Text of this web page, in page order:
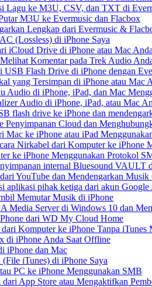
Lagu ke M3U, CSV, dan TXT di
M3U ke Evermusic dan Flacbox
Lengkap dari Evermusic &
(Lossless) di iPhone Saya
iCloud Drive di iPhone atau Mac Anda
Komentar pada Trek Audio
USB Flash Drive di iPhone dengan
yang Tersimpan di iPhone atau Mac
Audio di iPhone, iPad, dan Mac
Audio di iPhone, iPad, atau Mac
flash drive ke iPhone dan
Penyimpanan Cloud dan
Mac ke iPhone atau iPad
Nirkabel dari Komputer ke iPhone
ke iPhone Menggunakan Protokol
internal Bluesound VAULT
YouTube dan Mendengarkan
aplikasi pihak ketiga dari akun Google
Memutar Musik di iPhone
Media Server di Windows 10 dan
dari WD My Cloud Home
Komputer ke iPhone Tanpa
di iPhone Anda Saat Offline
iPhone dan Mac
iTunes) di iPhone Saya
PC ke iPhone Menggunakan SMB
App Store atau Mengaktifkan